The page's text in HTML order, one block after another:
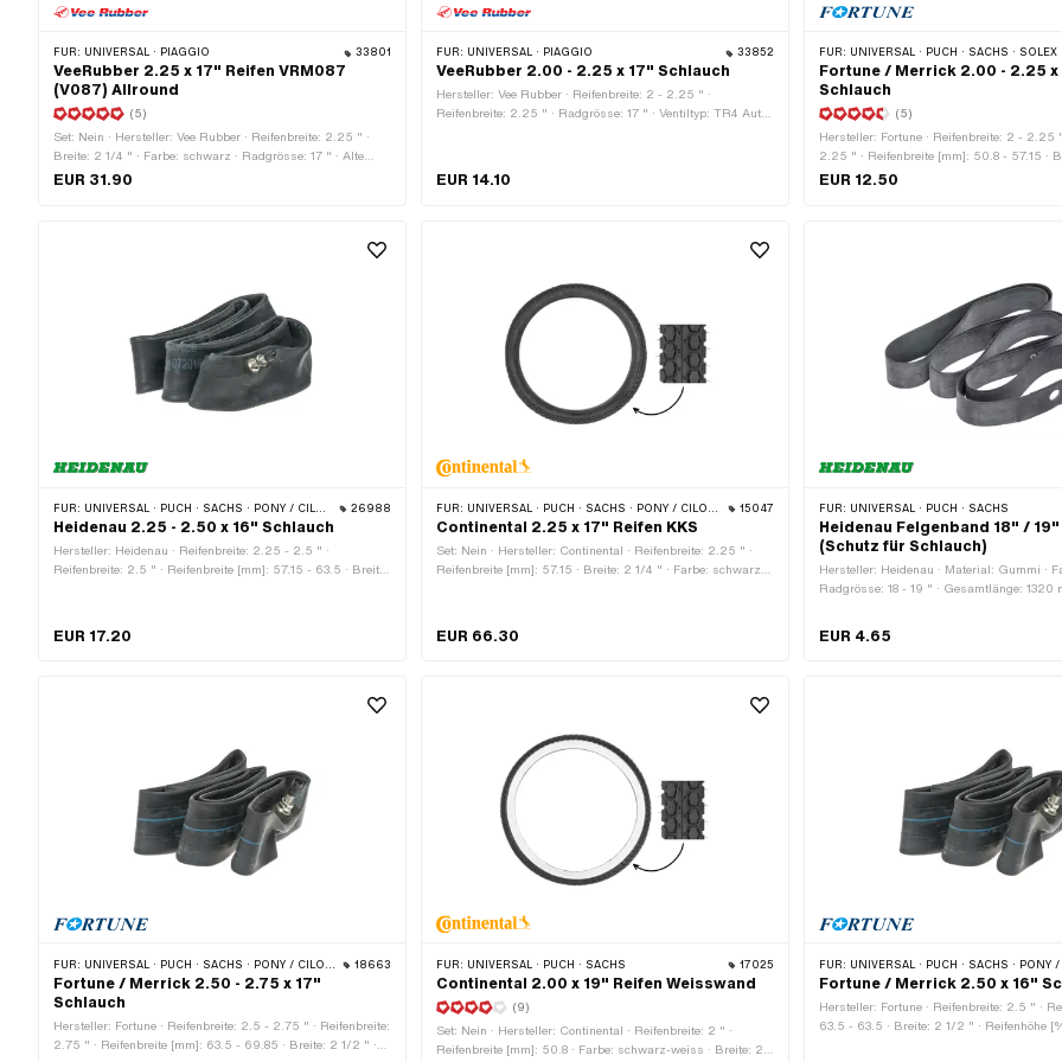
FÜR: UNIVERSAL · PIAGGIO 33801
VeeRubber 2.25 x 17" Reifen VRM087
(V087) Allround
(5)
Set: Nein · Hersteller: Vee Rubber · Reifenbreite: 2.25 " ·
Breite: 2 1/4 " · Farbe: schwarz · Radgrösse: 17 " · Alte
Bezeichnung: 21 x 2.25 " · Geschwindigkeitsindex: J =
EUR 31.90
FÜR: UNIVERSAL · PIAGGIO 33852
VeeRubber 2.00 - 2.25 x 17" Schlauch
Hersteller: Vee Rubber · Reifenbreite: 2 - 2.25 " ·
Reifenbreite: 2.25 " · Radgrösse: 17 " · Ventiltyp: TR4 Auto-
EUR 14.10
FÜR: UNIVERSAL · PUCH · SACHS · SOLEX
Fortune / Merrick 2.00 - 2.25 x
Schlauch
(5)
Hersteller: Fortune · Reifenbreite: 2 - 2.25
2.25 " · Reifenbreite [mm]: 50.8 - 57.15 ·
Breite: 2 1/4 " · Reifenhöhe [%]: 100 ·
EUR 12.50
FÜR: UNIVERSAL · PUCH · SACHS · PONY / CILO (BETA 521 & 512) · PIAGGIO · TOMOS · ALPA CHOPPER / TURBO · CILO 26988
Heidenau 2.25 - 2.50 x 16" Schlauch
Hersteller: Heidenau · Reifenbreite: 2.25 - 2.5 " ·
Reifenbreite: 2.5 " · Reifenbreite [mm]: 57.15 - 63.5 · Breite:
EUR 17.20
FÜR: UNIVERSAL · PUCH · SACHS · PONY / CILO (BETA 521 & 512) · PIAGGIO · TOMOS · ZÜNDAPP 15047
Continental 2.25 x 17" Reifen KKS
Set: Nein · Hersteller: Continental · Reifenbreite: 2.25 " ·
Reifenbreite [mm]: 57.15 · Breite: 2 1/4 " · Farbe: schwarz ·
Radgrösse: 17 " · Schlauchlos (ja/nein): Tubetype TT
EUR 66.30
FÜR: UNIVERSAL · PUCH · SACHS
Heidenau Felgenband 18" / 19"
(Schutz für Schlauch)
Hersteller: Heidenau · Material: Gummi ·
Radgrösse: 18 - 19 " · Gesamtlänge: 1320
EUR 4.65
FÜR: UNIVERSAL · PUCH · SACHS · PONY / CILO (BETA 521 & 512) · PIAGGIO · BYE BIKE 18663
Fortune / Merrick 2.50 - 2.75 x 17"
Schlauch
Hersteller: Fortune · Reifenbreite: 2.5 - 2.75 " · Reifenbreite:
2.75 " · Reifenbreite [mm]: 63.5 - 69.85 · Breite: 2 1/2 " ·
FÜR: UNIVERSAL · PUCH · SACHS 17025
Continental 2.00 x 19" Reifen Weisswand
(9)
Set: Nein · Hersteller: Continental · Reifenbreite: 2 " ·
Reifenbreite [mm]: 50.8 · Farbe: schwarz-weiss · Breite: 2 "
FÜR: UNIVERSAL · PUCH · SACHS · PONY / CILO (BETA 521 & 512) · PIAGGIO · TOMOS · ALPA CHOPPER /
Fortune / Merrick 2.50 x 16"
Hersteller: Fortune · Reifenbreite: 2.5 " ·
63.5 - 63.5 · Breite: 2 1/2 " · Reifenhöhe